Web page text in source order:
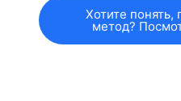
Хотите понять,
метод?